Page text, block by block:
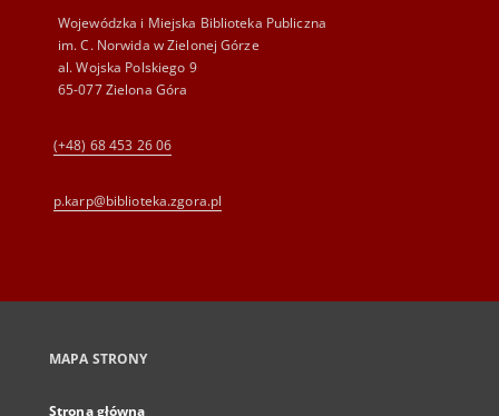
Wojewódzka i Miejska Biblioteka Publiczna
im. C. Norwida w Zielonej Górze
al. Wojska Polskiego 9
65-077 Zielona Góra
(+48) 68 453 26 06
p.karp@biblioteka.zgora.pl
MAPA STRONY
Strona główna